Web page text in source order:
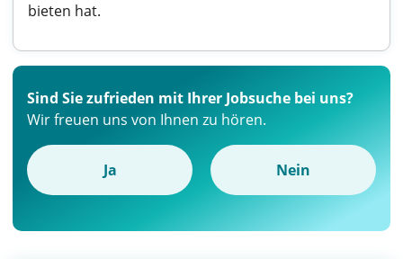
bieten hat.
Sind Sie zufrieden mit Ihrer Jobsuche bei uns?
Wir freuen uns von Ihnen zu hören.
Ja Nein